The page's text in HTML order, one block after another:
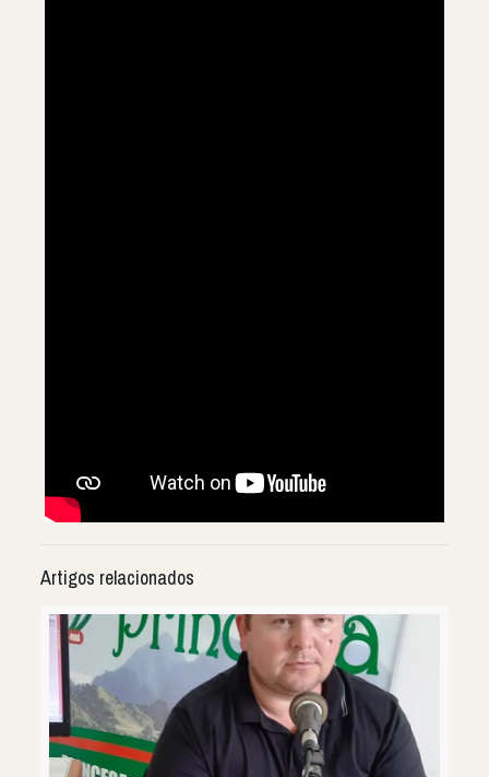
Artigos relacionados